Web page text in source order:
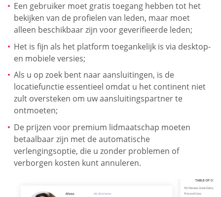
Een gebruiker moet gratis toegang hebben tot het
bekijken van de profielen van leden, maar moet
alleen beschikbaar zijn voor geverifieerde leden;
Het is fijn als het platform toegankelijk is via desktop-
en mobiele versies;
Als u op zoek bent naar aansluitingen, is de
locatiefunctie essentieel omdat u het continent niet
zult oversteken om uw aansluitingspartner te
ontmoeten;
De prijzen voor premium lidmaatschap moeten
betaalbaar zijn met de automatische
verlengingsoptie, die u zonder problemen of
verborgen kosten kunt annuleren.